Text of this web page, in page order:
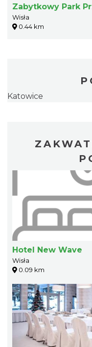
Zabytkowy Park
Wisła
0.44 km
Katowice
Hotel New Wave
Wisła
0.09 km